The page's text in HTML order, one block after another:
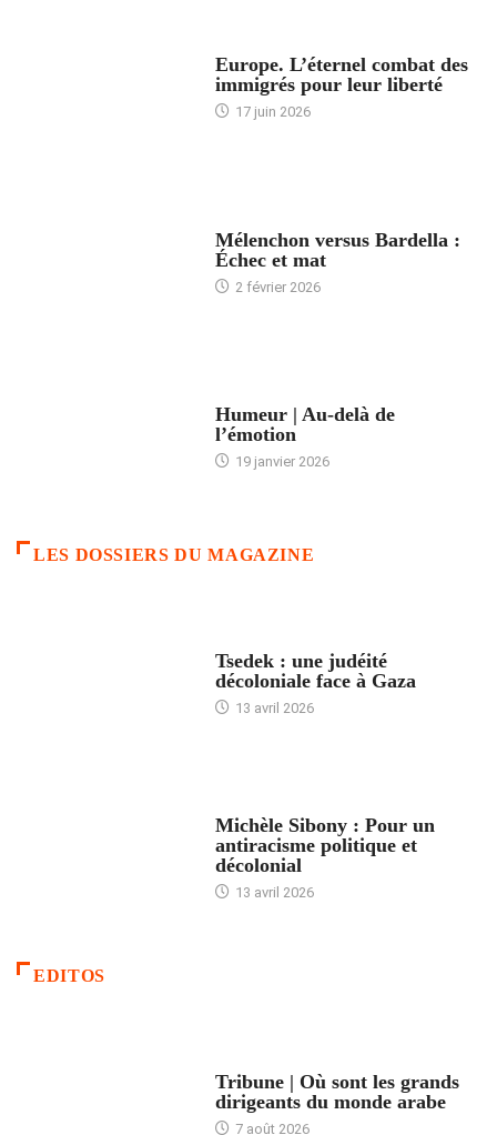
Europe. L’éternel combat des
immigrés pour leur liberté
17 juin 2026
Mélenchon versus Bardella :
Échec et mat
2 février 2026
Humeur | Au-delà de
l’émotion
19 janvier 2026
LES DOSSIERS DU MAGAZINE
Tsedek : une judéité
décoloniale face à Gaza
13 avril 2026
Michèle Sibony : Pour un
antiracisme politique et
décolonial
13 avril 2026
EDITOS
Tribune | Où sont les grands
dirigeants du monde arabe
7 août 2026